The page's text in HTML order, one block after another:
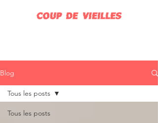
Blog
Tous les posts
Tous les posts